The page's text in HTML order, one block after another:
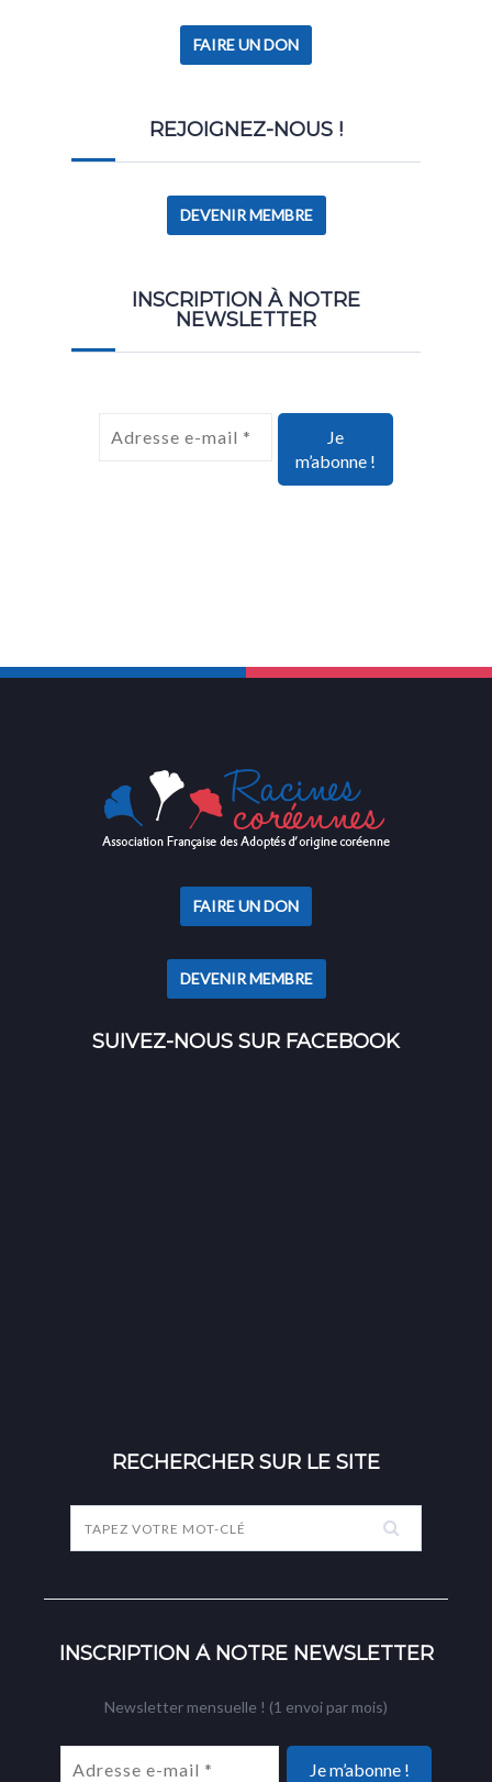
FAIRE UN DON
REJOIGNEZ-NOUS !
DEVENIR MEMBRE
INSCRIPTION À NOTRE
NEWSLETTER
FAIRE UN DON
DEVENIR MEMBRE
SUIVEZ-NOUS SUR FACEBOOK
RECHERCHER SUR LE SITE
INSCRIPTION À NOTRE NEWSLETTER
Newsletter mensuelle ! (1 envoi par mois)